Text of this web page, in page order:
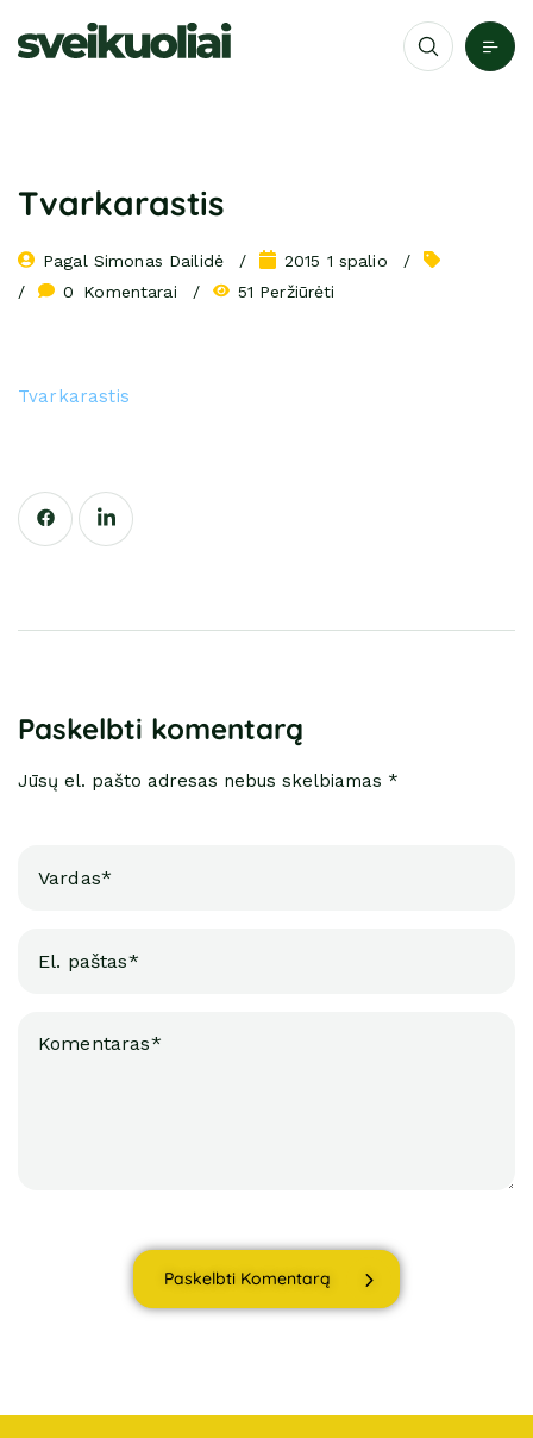
Tvarkarastis
Pagal Simonas Dailidė
2015 1 spalio
0
Komentarai 51 Peržiūrėti
Tvarkarastis
Paskelbti komentarą
Jūsų el. pašto adresas nebus skelbiamas *
Paskelbti Komentarą